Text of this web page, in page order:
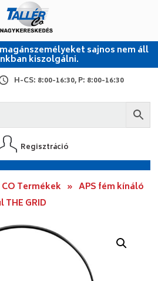
sajnos nem áll
kiszolgálni.
H-CS: 8:00-16:30, P: 8:00-16:30
Regisztráció
Termékek » APS fém kínáló
GRID